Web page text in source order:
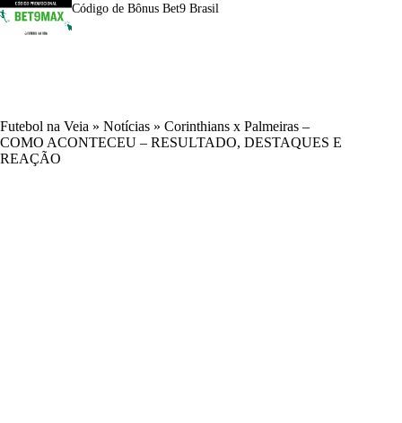
Código de Bônus Bet9 Brasil
Futebol na Veia » Notícias » Corinthians x Palmeiras –
COMO ACONTECEU – RESULTADO, DESTAQUES E
REAÇÃO